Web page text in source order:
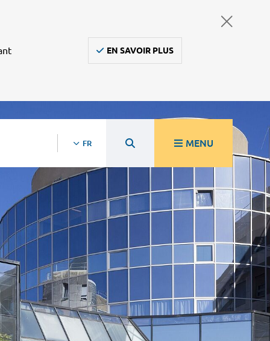
EN SAVOIR PLUS
FR MENU